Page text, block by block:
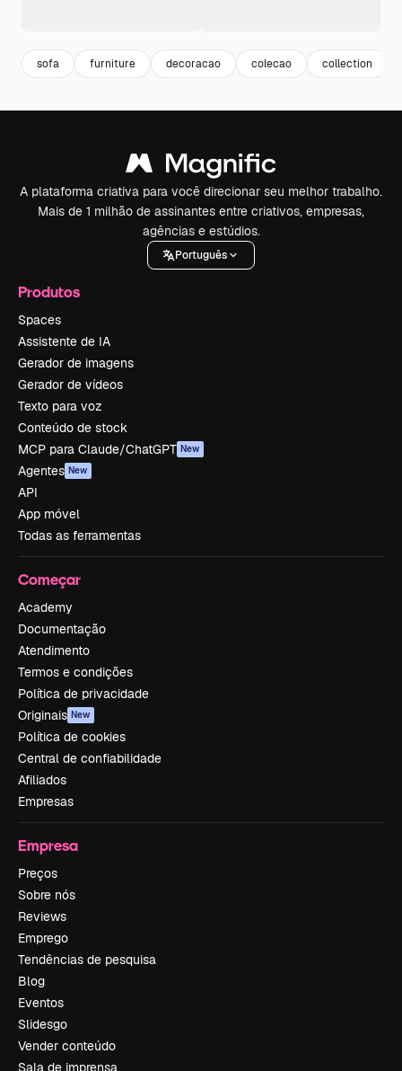
sofa furniture decoracao colecao collection
A plataforma criativa para você direcionar seu melhor trabalho.
Mais de 1 milhão de assinantes entre criativos, empresas,
agências e estúdios.
Português
Produtos
Spaces
Assistente de IA
Gerador de imagens
Gerador de vídeos
Texto para voz
Conteúdo de stock
MCP para Claude/ChatGPT New
Agentes New
API
App móvel
Todas as ferramentas
Começar
Academy
Documentação
Atendimento
Termos e condições
Política de privacidade
Originais New
Política de cookies
Central de confiabilidade
Afiliados
Empresas
Empresa
Preços
Sobre nós
Reviews
Emprego
Tendências de pesquisa
Blog
Eventos
Slidesgo
Vender conteúdo
Sala de imprensa